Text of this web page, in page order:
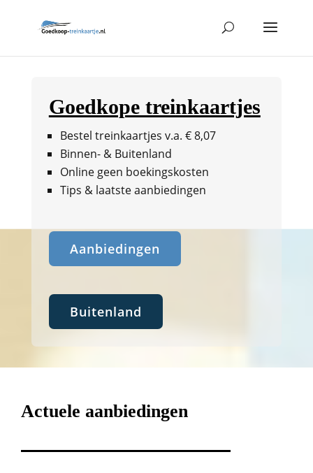
Goedkope treinkaartjes
Bestel treinkaartjes v.a. € 8,07
Binnen- & Buitenland
Online geen boekingskosten
Tips & laatste aanbiedingen
Aanbiedingen
Buitenland
Actuele aanbiedingen